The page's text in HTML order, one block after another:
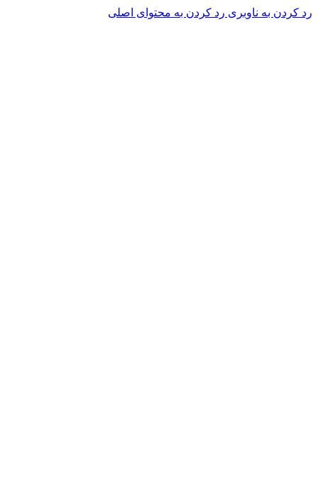
رد کردن به ناوبری رد کردن به محتوای اصلی